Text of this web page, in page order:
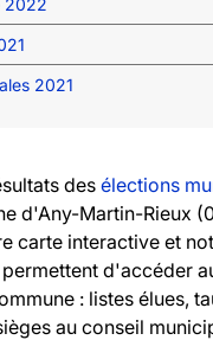
2022
2021
des élections
d'Any-Martin-Rieux
carte interactive et
d'accéder
: listes élues,
au conseil